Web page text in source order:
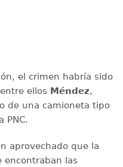
el crimen habría sido
ellos Méndez,
de una camioneta tipo
PNC.
aprovechado que la
encontraban las